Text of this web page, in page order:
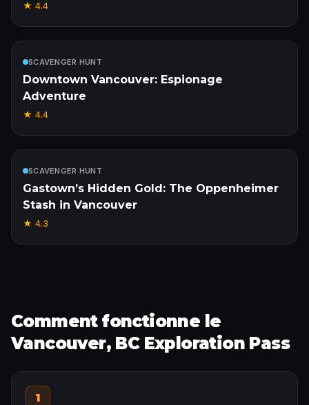
★ 4.4
SCAVENGER HUNT
Downtown Vancouver: Espionage
Adventure
★ 4.4
SCAVENGER HUNT
Gastown’s Hidden Gold: The Oppenheimer
Stash in Vancouver
★ 4.3
Comment fonctionne le
Vancouver, BC Exploration Pass
1